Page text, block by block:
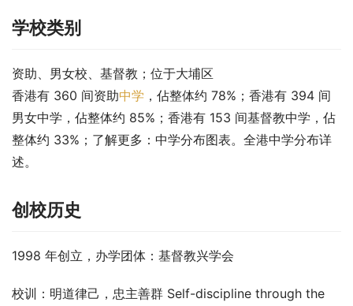
学校类别
资助、男女校、基督教；位于大埔区
香港有 360 间资助中学 ，佔整体约 78%；香港有 394 间
男女中学，佔整体约 85%；香港有 153 间基督教中学，佔
整体约 33%；了解更多：中学分布图表。全港中学分布详
述。
创校历史
1998 年创立，办学团体：基督教兴学会
校训：明道律己，忠主善群 Self-discipline through the